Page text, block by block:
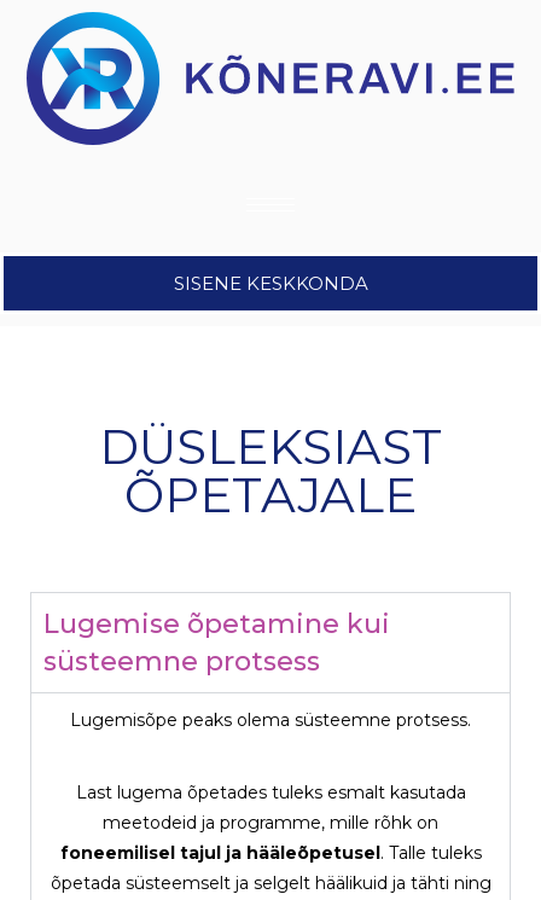
SISENE KESKKONDA
DÜSLEKSIAST
ÕPETAJALE
Lugemise õpetamine kui
süsteemne protsess
Lugemisõpe peaks olema süsteemne protsess.
Last lugema õpetades tuleks esmalt kasutada
meetodeid ja programme, mille rõhk on
foneemilisel tajul ja hääleõpetusel. Talle tuleks
õpetada süsteemselt ja selgelt häälikuid ja tähti ning